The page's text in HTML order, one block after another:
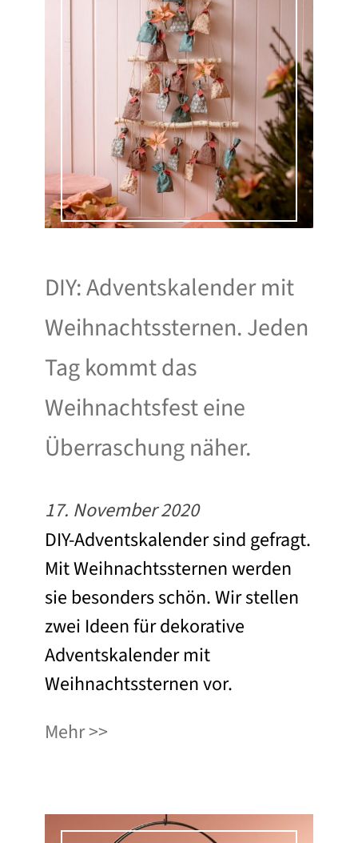
DIY: Adventskalender mit
Weihnachtssternen. Jeden
Tag kommt das
Weihnachtsfest eine
Überraschung näher.
17. November 2020
DIY-Adventskalender sind gefragt.
Mit Weihnachtssternen werden
sie besonders schön. Wir stellen
zwei Ideen für dekorative
Adventskalender mit
Weihnachtssternen vor.
Mehr